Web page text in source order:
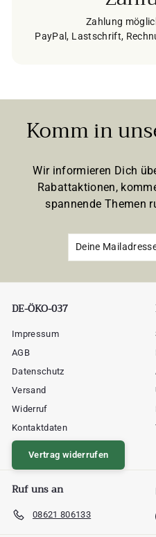
Zahlung
PayPal, Lastschrift,
Komm in
Wir informieren Dich
Rabattaktionen,
spannende Themen
DE-ÖKO-037
Impressum
AGB
Datenschutz
Versand
Widerruf
Kontaktdaten
Vertrag widerrufen
Ruf uns an
08621 806133